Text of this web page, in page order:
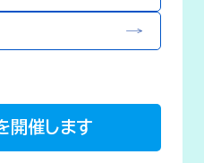
開催します